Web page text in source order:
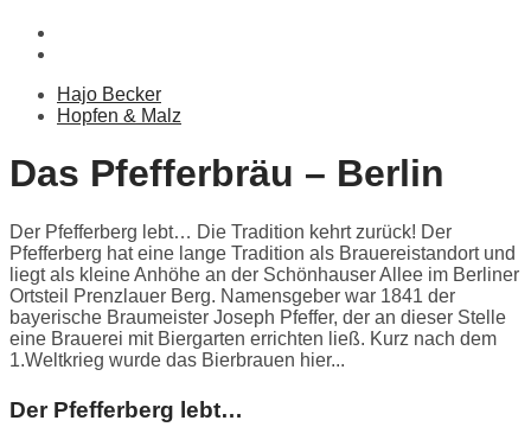
Hajo Becker
Hopfen & Malz
Das Pfefferbräu – Berlin
Der Pfefferberg lebt… Die Tradition kehrt zurück! Der
Pfefferberg hat eine lange Tradition als Brauereistandort und
liegt als kleine Anhöhe an der Schönhauser Allee im Berliner
Ortsteil Prenzlauer Berg. Namensgeber war 1841 der
bayerische Braumeister Joseph Pfeffer, der an dieser Stelle
eine Brauerei mit Biergarten errichten ließ. Kurz nach dem
1.Weltkrieg wurde das Bierbrauen hier...
Der Pfefferberg lebt…